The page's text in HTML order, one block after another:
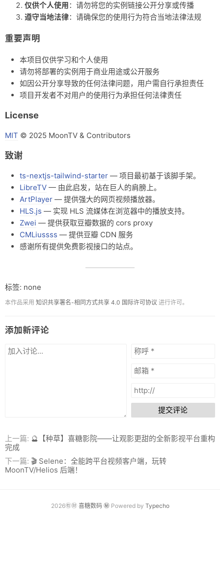
仅供个人使用：请勿将您的实例链接公开分享或传播
遵守当地法律：请确保您的使用行为符合当地法律法规
重要声明
本项目仅供学习和个人使用
请勿将部署的实例用于商业用途或公开服务
如因公开分享导致的任何法律问题，用户需自行承担责任
项目开发者不对用户的使用行为承担任何法律责任
License
MIT © 2025 MoonTV & Contributors
致谢
ts-nextjs-tailwind-starter — 项目最初基于该脚手架。
LibreTV — 由此启发，站在巨人的肩膀上。
ArtPlayer — 提供强大的网页视频播放器。
HLS.js — 实现 HLS 流媒体在浏览器中的播放支持。
Zwei — 提供获取豆瓣数据的 cors proxy
CMLiussss — 提供豆瓣 CDN 服务
感谢所有提供免费影视接口的站点。
标签: none
本作品采用 知识共享署名-相同方式共享 4.0 国际许可协议 进行许可。
添加新评论
提交评论
上一篇: 🔮【种草】喜糖影院——让观影更甜的全新影视平台重构
完成
下一篇: 🎬 Selene：全能跨平台视频客户端，玩转
MoonTV/Helios 后端！
2026㊒㊖ 喜糖数码㊙ Powered by Typecho